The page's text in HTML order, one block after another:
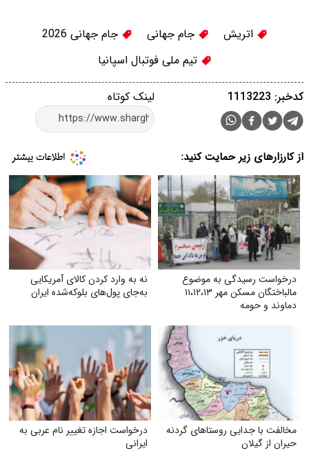
اتریش جام جهانی
جام جهانی 2026
تیم ملی فوتبال اسپانیا
لینک کوتاه کدخبر: 1113223
از کارزارهای زیر حمایت کنید:
درخواست رسیدگی به موضوع
مالباختگان مسکن مهر ۱۱،۱۲،۱۳
دماوند و حومه
نه به وارد کردن کالای آمریکایی
به‌جای پول‌های بلوکه‌شده ایران
مخالفت با جدایی روستاهای گردنه
حیران از گیلان
درخواست اجازه تغییر نام عربی به
ایرانی